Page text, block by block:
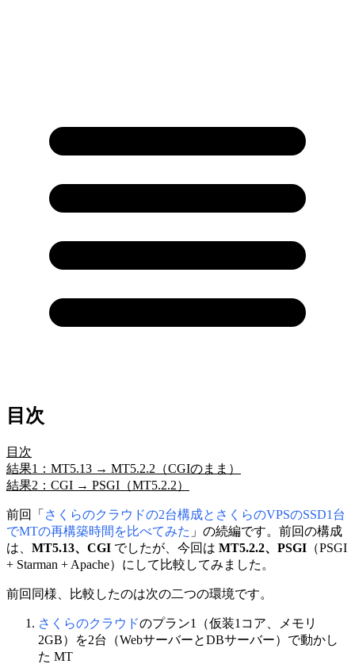
目次
目次
結果1：MT5.13 → MT5.2.2（CGIのまま）
結果2：CGI → PSGI（MT5.2.2）
前回「 さくらのクラウドの2台構成とさくらのVPSのSSD1台
でMTの再構築時間を比べてみた 」の続編です。前回の構成
は、 MT5.13、CGI でしたが、今回は MT5.2.2、PSGI （PSGI
+ Starman + Apache）にして比較してみました。
前回同様、比較したのは次の二つの環境です。
さくらのクラウドのプラン1（仮装1コア、メモリ
2GB）を2台（WebサーバーとDBサーバー）で動かし
た MT